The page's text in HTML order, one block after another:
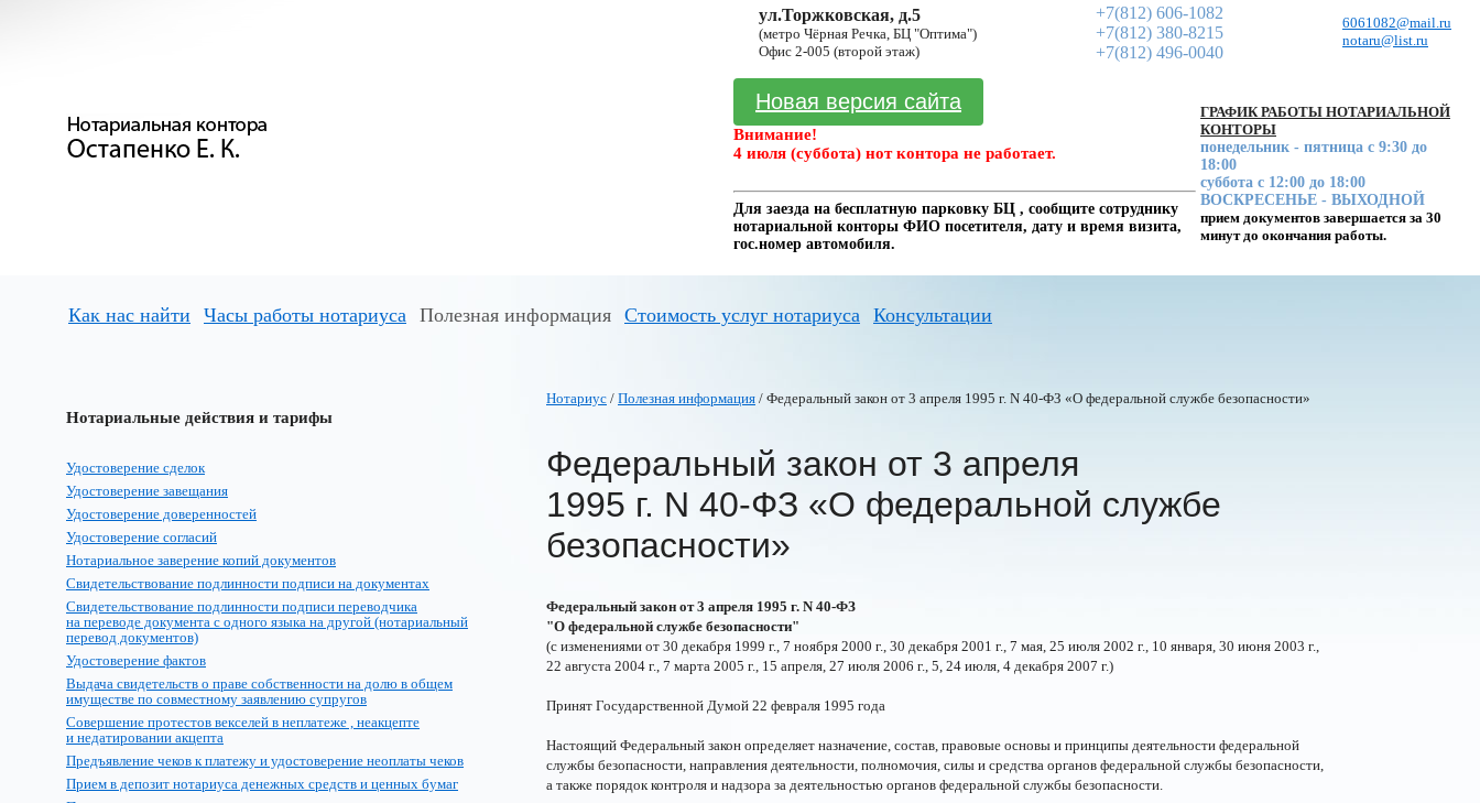
ул.Торжковская, д.5
(метро Чёрная Речка, БЦ "Оптима")
Офис 2-005 (второй этаж)
+7(812) 606-1082
+7(812) 380-8215
+7(812) 496-0040
6061082@mail.ru
notaru@list.ru
Новая версия сайта
Внимание!
4 июля (суббота) нот контора не работает.
Для заезда на бесплатную парковку БЦ , сообщите сотруднику
нотариальной конторы ФИО посетителя, дату и время визита,
гос.номер автомобиля.
ГРАФИК РАБОТЫ НОТАРИАЛЬНОЙ
КОНТОРЫ
понедельник - пятница с 9:30 до
18:00
суббота с 12:00 до 18:00
ВОСКРЕСЕНЬЕ - ВЫХОДНОЙ
прием документов завершается за 30
минут до окончания работы.
Как нас найти Часы работы нотариуса Полезная информация Стоимость услуг нотариуса Консультации
Нотариальные действия и тарифы
Удостоверение сделок
Удостоверение завещания
Удостоверение доверенностей
Удостоверение согласий
Нотариальное заверение копий документов
Свидетельствование подлинности подписи на документах
Свидетельствование подлинности подписи переводчика
на переводе документа с одного языка на другой (нотариальный
перевод документов)
Удостоверение фактов
Выдача свидетельств о праве собственности на долю в общем
имуществе по совместному заявлению супругов
Совершение протестов векселей в неплатеже , неакцепте
и недатировании акцепта
Предъявление чеков к платежу и удостоверение неоплаты чеков
Прием в депозит нотариуса денежных средств и ценных бумаг
Нотариус / Полезная информация / Федеральный закон от 3 апреля 1995 г. N 40-ФЗ «О федеральной службе безопасности»
Федеральный закон от 3 апреля
1995 г. N 40-ФЗ «О федеральной службе
безопасности»
Федеральный закон от 3 апреля 1995 г. N 40-ФЗ
"О федеральной службе безопасности"
(с изменениями от 30 декабря 1999 г., 7 ноября 2000 г., 30 декабря 2001 г., 7 мая, 25 июля 2002 г., 10 января, 30 июня 2003 г.,
22 августа 2004 г., 7 марта 2005 г., 15 апреля, 27 июля 2006 г., 5, 24 июля, 4 декабря 2007 г.)
Принят Государственной Думой 22 февраля 1995 года
Настоящий Федеральный закон определяет назначение, состав, правовые основы и принципы деятельности федеральной
службы безопасности, направления деятельности, полномочия, силы и средства органов федеральной службы безопасности,
а также порядок контроля и надзора за деятельностью органов федеральной службы безопасности.